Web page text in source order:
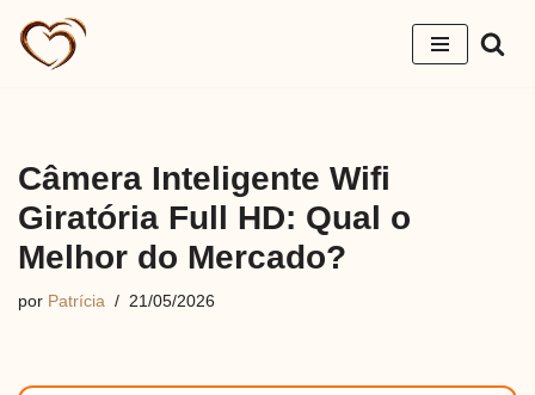
Pular
Câmera Inteligente Wifi
Giratória Full HD: Qual o
Melhor do Mercado?
por Patrícia 21/05/2026